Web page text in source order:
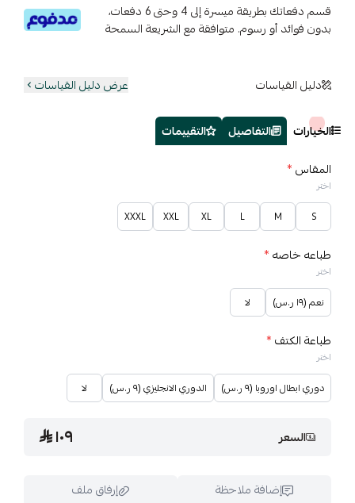
قسم دفعاتك بطريقة ميسرة إلى 4 وحتى 6 دفعات،
بدون فوائد أو رسوم. متوافقة مع الشريعة السمحة
دليل القياسات عرض دليل القياسات
الخيارات التفاصيل
التقييمات
المقاس*
اختر
S
M
L
XL
XXL
XXXL
طباعه خاصه*
اختر
نعم (١٩ ر.س) لا
طباعة الكتف*
اختر
دوري ابطال اوروبا (٩ ر.س) الدوري الانجليزي (٩ ر.س) لا
السعر ١٠٩
إضافة ملاحظة إرفاق ملف